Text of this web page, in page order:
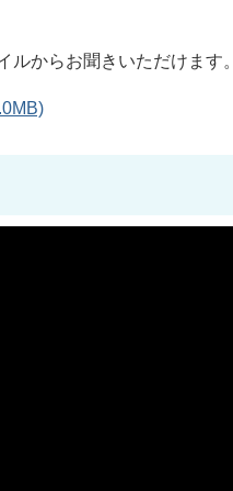
ルからお聞きいただけます。